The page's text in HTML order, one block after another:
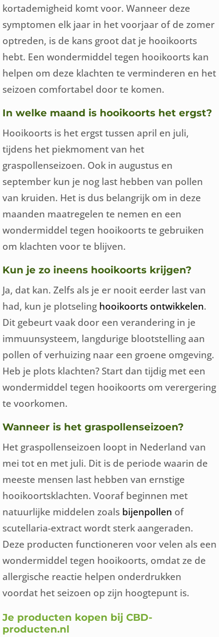
kortademigheid komt voor. Wanneer deze
symptomen elk jaar in het voorjaar of de zomer
optreden, is de kans groot dat je hooikoorts
hebt. Een wondermiddel tegen hooikoorts kan
helpen om deze klachten te verminderen en het
seizoen comfortabel door te komen.
In welke maand is hooikoorts het ergst?
Hooikoorts is het ergst tussen april en juli,
tijdens het piekmoment van het
graspollenseizoen. Ook in augustus en
september kun je nog last hebben van pollen
van kruiden. Het is dus belangrijk om in deze
maanden maatregelen te nemen en een
wondermiddel tegen hooikoorts te gebruiken
om klachten voor te blijven.
Kun je zo ineens hooikoorts krijgen?
Ja, dat kan. Zelfs als je er nooit eerder last van
had, kun je plotseling hooikoorts ontwikkelen.
Dit gebeurt vaak door een verandering in je
immuunsysteem, langdurige blootstelling aan
pollen of verhuizing naar een groene omgeving.
Heb je plots klachten? Start dan tijdig met een
wondermiddel tegen hooikoorts om verergering
te voorkomen.
Wanneer is het graspollenseizoen?
Het graspollenseizoen loopt in Nederland van
mei tot en met juli. Dit is de periode waarin de
meeste mensen last hebben van ernstige
hooikoortsklachten. Vooraf beginnen met
natuurlijke middelen zoals bijenpollen of
scutellaria-extract wordt sterk aangeraden.
Deze producten functioneren voor velen als een
wondermiddel tegen hooikoorts, omdat ze de
allergische reactie helpen onderdrukken
voordat het seizoen op zijn hoogtepunt is.
Je producten kopen bij CBD-
producten.nl